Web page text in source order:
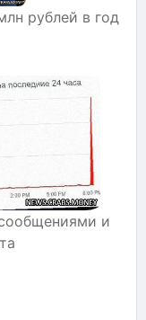
рублей в год
и